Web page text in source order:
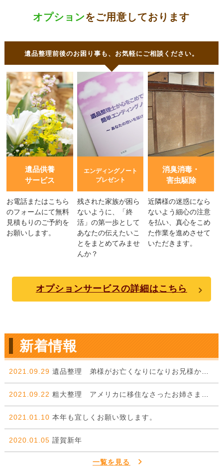
オプションをご用意しております
遺品整理前後のお困り事も、お気軽にご相談ください。
遺品供養
サービス
お電話またはこちら
のフォームにて無料
見積もりのご予約を
お願いします。
エンディングノート
プレゼント
残された家族が困ら
ないように、「終
活」の第一歩として
あなたの伝えたいこ
とをまとめてみませ
んか？
消臭消毒・
害虫駆除
近隣様の迷惑になら
ないよう細心の注意
を払い、真心をこめ
た作業を進めさせて
いただきます。
オプションサービスの詳細はこちら
新着情報
2021.09.29 遺品整理 弟様がお亡くなりになりお兄様からのご依頼。
2021.09.22 粗大整理 アメリカに移住なさったお姉さまから弟様に委ねた一件。
2021.01.10 本年も宜しくお願い致します。
2020.01.05 謹賀新年
一覧を見る